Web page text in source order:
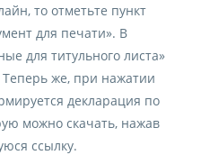
то отметьте пункт
для печати». В
для титульного листа»
же, при нажатии
декларация по
можно скачать, нажав
ссылку.